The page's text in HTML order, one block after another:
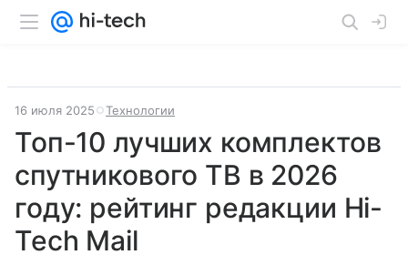
16 июля 2025 Технологии
Топ-10 лучших комплектов
спутникового ТВ в 2026
году: рейтинг редакции Hi-
Tech Mail